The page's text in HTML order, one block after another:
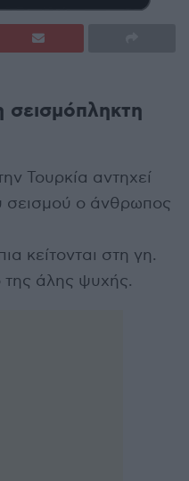
Τουρκία αντηχεί
σεισμού ο άνθρωπος
κείτονται στη γη.
άλης ψυχής.